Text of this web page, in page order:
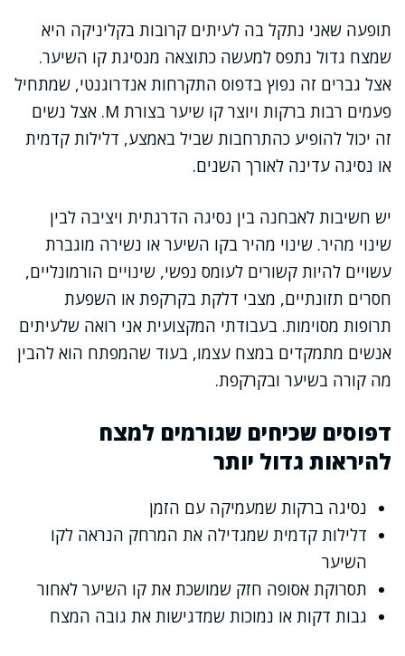
תופעה שאני נתקל בה לעיתים קרובות בקליניקה היא
שמצח גדול נתפס למעשה כתוצאה מנסיגת קו השיער.
אצל גברים זה נפוץ בדפוס התקרחות אנדרוגנטי, שמתחיל
פעמים רבות ברקות ויוצר קו שיער בצורת M. אצל נשים
זה יכול להופיע כהתרחבות שביל באמצע, דלילות קדמית
או נסיגה עדינה לאורך השנים.
יש חשיבות לאבחנה בין נסיגה הדרגתית ויציבה לבין
שינוי מהיר. שינוי מהיר בקו השיער או נשירה מוגברת
עשויים להיות קשורים לעומס נפשי, שינויים הורמונליים,
חסרים תזונתיים, מצבי דלקת בקרקפת או השפעת
תרופות מסוימות. בעבודתי המקצועית אני רואה שלעיתים
אנשים מתמקדים במצח עצמו, בעוד שהמפתח הוא להבין
מה קורה בשיער ובקרקפת.
דפוסים שכיחים שגורמים למצח
להיראות גדול יותר
נסיגה ברקות שמעמיקה עם הזמן
דלילות קדמית שמגדילה את המרחק הנראה לקו
השיער
תסרוקת אסופה חזק שמושכת את קו השיער לאחור
גבות דקות או נמוכות שמדגישות את גובה המצח